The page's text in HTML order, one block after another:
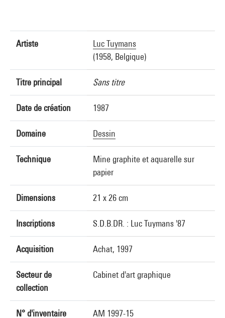
Artiste
Luc Tuymans
(1958, Belgique)
Titre principal Sans titre
Date de création 1987
Domaine Dessin
Technique
Mine graphite et aquarelle sur
papier
Dimensions 21 x 26 cm
Inscriptions S.D.B.DR. : Luc Tuymans '87
Acquisition Achat, 1997
Secteur de
collection
Cabinet d'art graphique
N° d'inventaire AM 1997-15